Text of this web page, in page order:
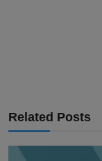
Related Posts